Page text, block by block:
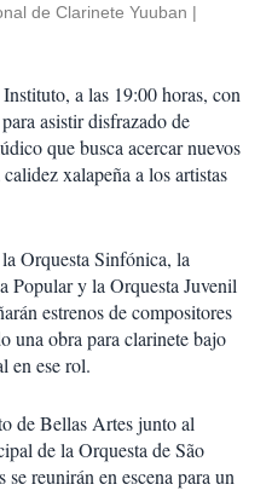
de Clarinete Yuuban
a las 19:00 horas, con
asistir disfrazado de
que busca acercar nuevos
xalapeña a los artistas
Orquesta Sinfónica, la
Popular y la Orquesta Juvenil
estrenos de compositores
una obra para clarinete bajo
en ese rol.
de Bellas Artes junto al
de la Orquesta de São
reunirán en escena para un